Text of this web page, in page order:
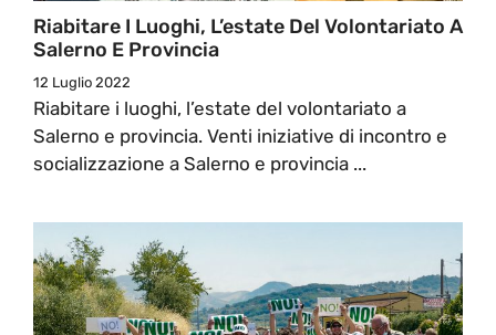
Riabitare I Luoghi, L’estate Del Volontariato A
Salerno E Provincia
12 Luglio 2022
Riabitare i luoghi, l’estate del volontariato a
Salerno e provincia. Venti iniziative di incontro e
socializzazione a Salerno e provincia ...